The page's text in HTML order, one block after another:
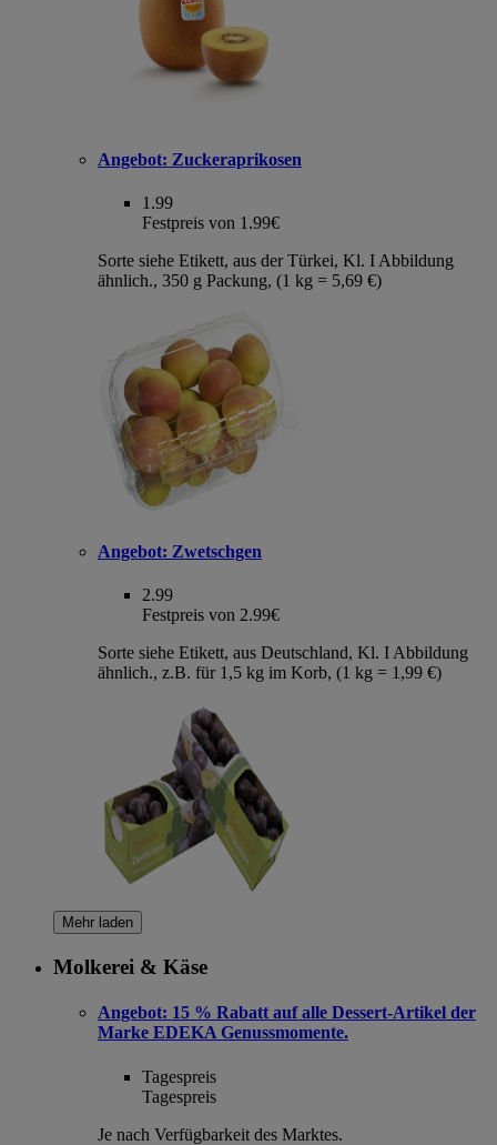
Angebot: Zuckeraprikosen
1.99
Festpreis von 1.99€
Sorte siehe Etikett, aus der Türkei, Kl. I Abbildung
ähnlich., 350 g Packung, (1 kg = 5,69 €)
Angebot: Zwetschgen
2.99
Festpreis von 2.99€
Sorte siehe Etikett, aus Deutschland, Kl. I Abbildung
ähnlich., z.B. für 1,5 kg im Korb, (1 kg = 1,99 €)
Mehr laden
Molkerei & Käse
Angebot: 15 % Rabatt auf alle Dessert-Artikel der
Marke EDEKA Genussmomente.
Tagespreis
Tagespreis
Je nach Verfügbarkeit des Marktes.